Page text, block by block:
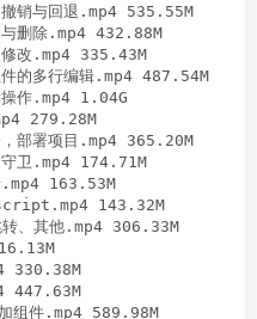
销与回退.mp4 535.55M
删除.mp4 432.88M
改.mp4 335.43M
的多行编辑.mp4 487.54M
作.mp4 1.04G
279.28M
部署项目.mp4 365.20M
卫.mp4 174.71M
163.53M
143.32M
其他.mp4 306.33M
330.38M
447.63M
组件.mp4 589.98M